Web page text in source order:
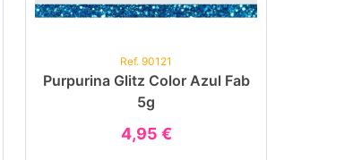
Ref. 90121
Purpurina Glitz Color Azul Fab
5g
4,95 €